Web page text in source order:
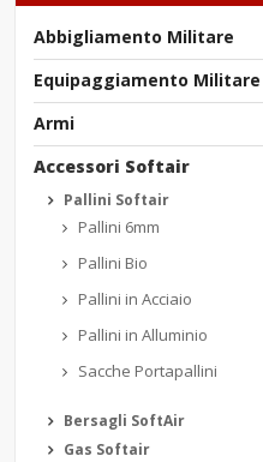
Abbigliamento Militare
Equipaggiamento Militare
Armi
Accessori Softair
Pallini Softair
Pallini 6mm
Pallini Bio
Pallini in Acciaio
Pallini in Alluminio
Sacche Portapallini
Bersagli SoftAir
Gas Softair